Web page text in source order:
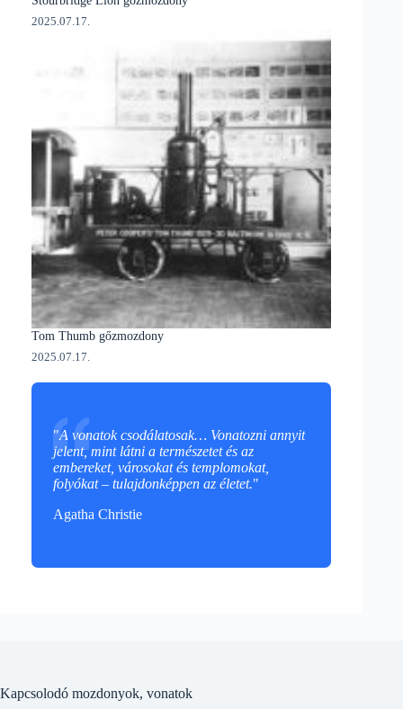
2025.07.17.
Tom Thumb gőzmozdony
2025.07.17.
"A vonatok csodálatosak… Vonatozni annyit
jelent, mint látni a természetet és az
embereket, városokat és templomokat,
folyókat – tulajdonképpen az életet."
Agatha Christie
Kapcsolodó mozdonyok, vonatok